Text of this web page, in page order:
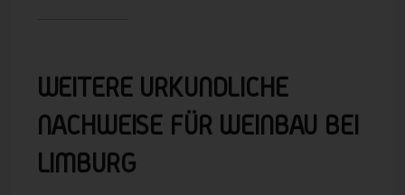
WEITERE URKUNDLICHE
NACHWEISE FÜR WEINBAU BEI
LIMBURG